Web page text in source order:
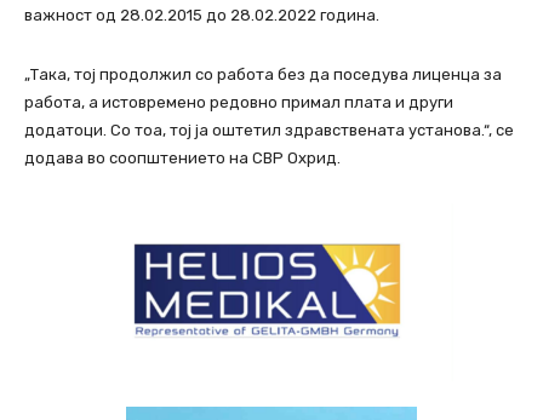
важност од 28.02.2015 до 28.02.2022 година.
„Така, тој продолжил со работа без да поседува лиценца за
работа, а истовремено редовно примал плата и други
додатоци. Со тоа, тој ја оштетил здравствената установа.“, се
додава во соопштението на СВР Охрид.